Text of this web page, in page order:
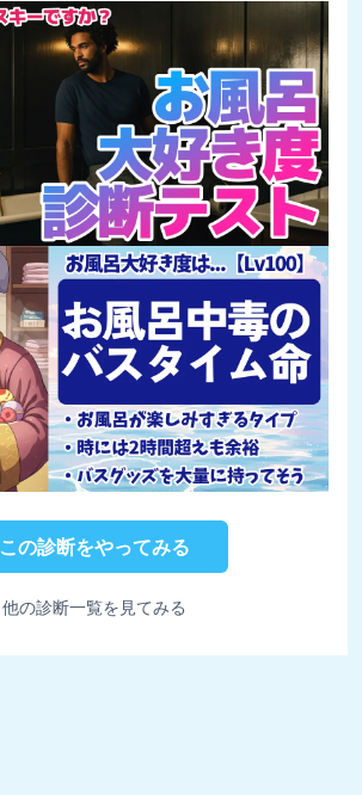
この診断をやってみる
他の診断一覧を見てみる